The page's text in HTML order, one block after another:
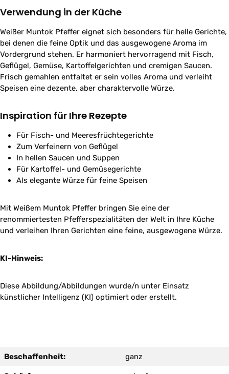
Verwendung in der Küche
Weißer Muntok Pfeffer eignet sich besonders für helle Gerichte,
bei denen die feine Optik und das ausgewogene Aroma im
Vordergrund stehen. Er harmoniert hervorragend mit Fisch,
Geflügel, Gemüse, Kartoffelgerichten und cremigen Saucen.
Frisch gemahlen entfaltet er sein volles Aroma und verleiht
Speisen eine dezente, aber charaktervolle Würze.
Inspiration für Ihre Rezepte
Für Fisch- und Meeresfrüchtegerichte
Zum Verfeinern von Geflügel
In hellen Saucen und Suppen
Für Kartoffel- und Gemüsegerichte
Als elegante Würze für feine Speisen
Mit Weißem Muntok Pfeffer bringen Sie eine der
renommiertesten Pfefferspezialitäten der Welt in Ihre Küche
und verleihen Ihren Gerichten eine feine, ausgewogene Würze.
KI-Hinweis:
Diese Abbildung/Abbildungen wurde/n unter Einsatz
künstlicher Intelligenz (KI) optimiert oder erstellt.
Beschaffenheit: ganz